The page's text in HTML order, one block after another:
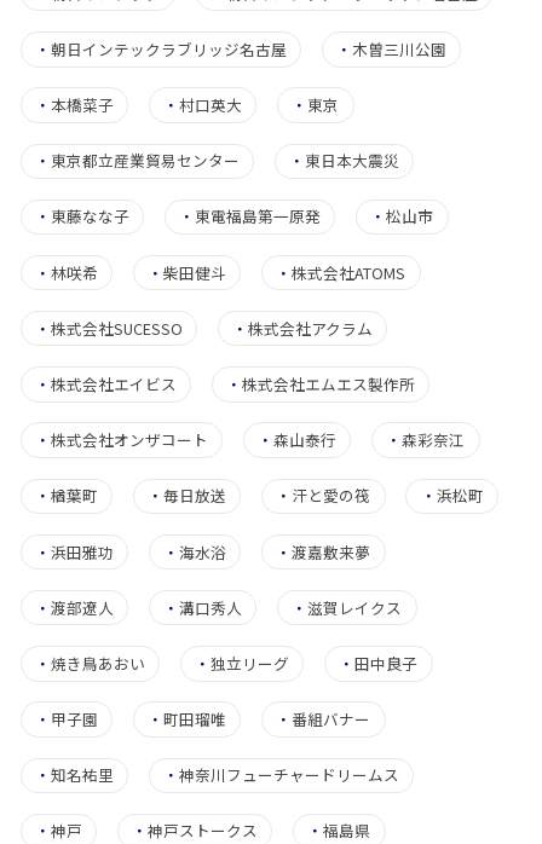
・ 朝日インテックラブリッジ名古屋 ・木曽三川公園
・ 本橋菜子 ・村口英大 ・ 東京
・ 東京都立産業貿易センター ・ 東日本大震災
・ 東藤なな子 ・ 東電福島第一原発 ・松山市
・ 林咲希 ・柴田健斗 ・株式会社ATOMS
・ 株式会社SUCESSO ・株式会社アクラム
・ 株式会社エイビス ・株式会社エムエス製作所
・ 株式会社オンザコート ・森山泰行 ・森彩奈江
・ 楢葉町 ・毎日放送 ・ 汗と愛の筏 ・ 浜松町
・ 浜田雅功 ・海水浴 ・渡嘉敷来夢
・ 渡部遼人 ・溝口秀人 ・滋賀レイクス
・ 焼き鳥あおい ・独立リーグ ・田中良子
・ 甲子園 ・町田瑠唯 ・ 番組バナー
・ 知名祐里 ・神奈川フューチャードリームス
・ 神戸 ・神戸ストークス ・福島県